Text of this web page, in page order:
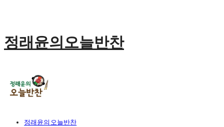
정래윤의오늘반찬
정래윤의오늘반찬